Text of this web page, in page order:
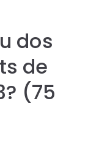
dos
de
(75